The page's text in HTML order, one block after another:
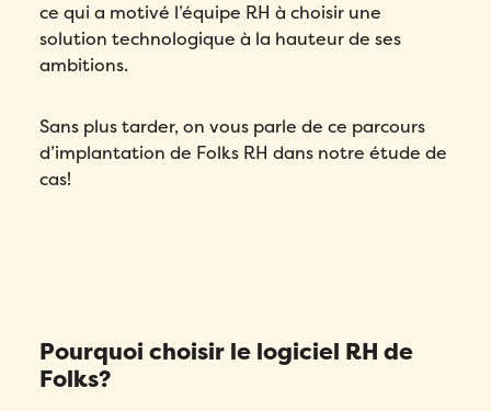
ce qui a motivé l’équipe RH à choisir une
solution technologique à la hauteur de ses
ambitions.
Sans plus tarder, on vous parle de ce parcours
d’implantation de Folks RH dans notre étude de
cas!
Pourquoi choisir le logiciel RH de
Folks?